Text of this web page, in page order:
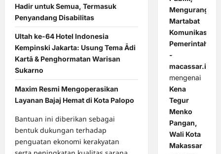
Hadir untuk Semua, Termasuk
Penyandang Disabilitas
Ultah ke-64 Hotel Indonesia
Kempinski Jakarta: Usung Tema Ādi
Kartā & Penghormatan Warisan
Sukarno
Maxim Resmi Mengoperasikan
Layanan Bajaj Hemat di Kota Palopo
Bantuan ini diberikan sebagai
bentuk dukungan terhadap
penguatan ekonomi kerakyatan
Mengurangi
Martabat
Komunikasi
Pemerintahan
-
macassar.id
mengenai
Kena
Tegur
Menko
Pangan,
Wali Kota
Makassar